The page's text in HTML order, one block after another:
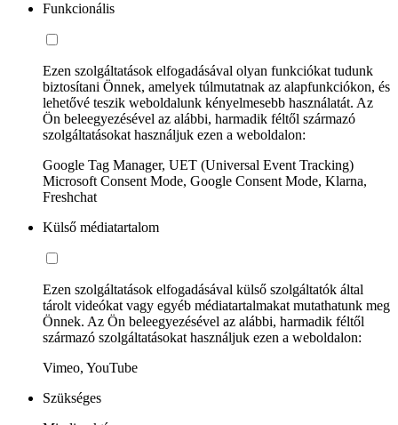
Funkcionális
Ezen szolgáltatások elfogadásával olyan funkciókat tudunk
biztosítani Önnek, amelyek túlmutatnak az alapfunkciókon, és
lehetővé teszik weboldalunk kényelmesebb használatát. Az
Ön beleegyezésével az alábbi, harmadik féltől származó
szolgáltatásokat használjuk ezen a weboldalon:
Google Tag Manager, UET (Universal Event Tracking)
Microsoft Consent Mode, Google Consent Mode, Klarna,
Freshchat
Külső médiatartalom
Ezen szolgáltatások elfogadásával külső szolgáltatók által
tárolt videókat vagy egyéb médiatartalmakat mutathatunk meg
Önnek. Az Ön beleegyezésével az alábbi, harmadik féltől
származó szolgáltatásokat használjuk ezen a weboldalon:
Vimeo, YouTube
Szükséges